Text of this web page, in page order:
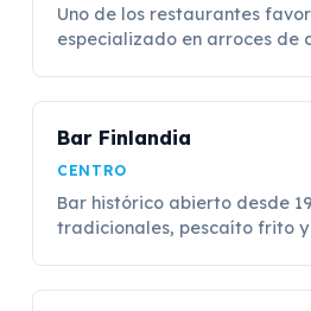
Uno de los restaurantes
especializado en arroces de
Bar Finlandia
CENTRO
Bar histórico abierto desde
tradicionales, pescaíto frito y